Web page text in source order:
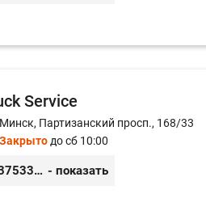
Service
Минск, Партизанский просп., 168/33
Закрытодо сб 10:00
+375333416710 - показать